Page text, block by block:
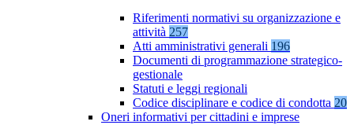
Riferimenti normativi su organizzazione e
attività 257
Atti amministrativi generali 196
Documenti di programmazione strategico-
gestionale
Statuti e leggi regionali
Codice disciplinare e codice di condotta 20
Oneri informativi per cittadini e imprese